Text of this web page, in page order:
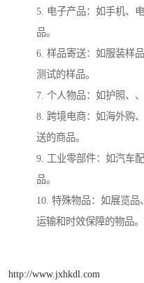
5. 电子产品：如手机、
品。
6. 样品寄送：如服装样
测试的样品。
7. 个人物品：如护照、
8. 跨境电商：如海外购
送的商品。
9. 工业零部件：如汽车
品。
10. 特殊物品：如展览
运输和时效保障的物品。
http://www.jxhkdl.com